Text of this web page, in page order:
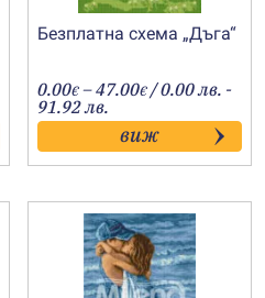
Безплатна схема „Дъга“
0.00€ –47.00€Price
range:
0.00€
through
47.00€
/ 0.00 лв. -
91.92 лв.
виж